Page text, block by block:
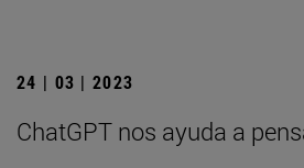
24 | 03 | 2023
ChatGPT nos ayuda a